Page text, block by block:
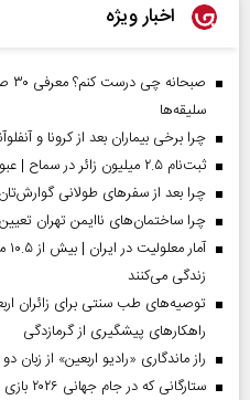
اخبار ویژه
سلیقه‌ها
چرا برخی بیماران بعد از کرونا و
ثبت‌نام ۲.۵ میلیون زائر در سماح | عبور ۱.۷ میلیون نفر از مرز‌های اربعین
چرا بعد از سفرهای طولانی
چرا ساختمان‌های ناایمن تهران
زندگی می‌کنند
توصیه‌های طب سنتی برای زائران
راهکارهای پیشگیری از گرمازدگی
راز ماندگاری «رادیو اربعین» از
ستارگانی که در جام جهانی ۲۰۲۶ بازی نکردند